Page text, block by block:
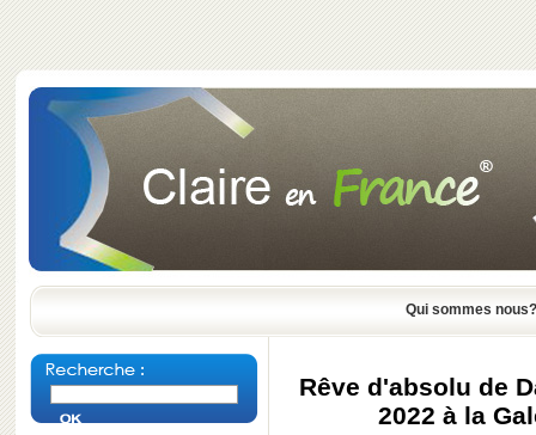
Qui sommes nous?
Rêve d'absolu de
2022 à la